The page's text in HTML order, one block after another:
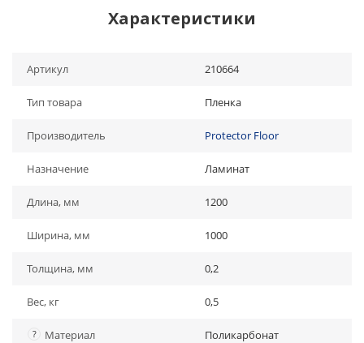
Характеристики
Артикул 210664
Тип товара Пленка
Производитель Protector Floor
Назначение Ламинат
Длина, мм 1200
Ширина, мм 1000
Толщина, мм 0,2
Вес, кг 0,5
? Материал Поликарбонат